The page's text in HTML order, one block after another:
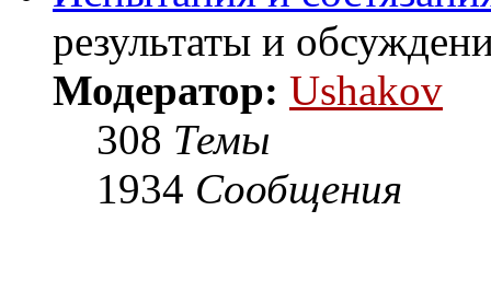
результаты и
Модератор: Ushakov
308 Темы
1934 Сообщения